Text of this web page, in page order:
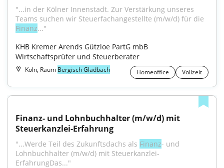
"...in der Kölner Innenstadt. Zur Verstärkung unseres
Finanz..."
KHB Kremer Arends Gützloe PartG mbB
Wirtschaftsprüfer und Steuerberater
Köln, Raum Bergisch Gladbach Homeoffice Vollzeit
Finanz- und Lohnbuchhalter (m/w/d) mit
Steuerkanzlei-Erfahrung
"...Werde Teil des Zukunftsdachs als Finanz- und
Lohnbuchhalter (m/w/d) mit Steuerkanzlei-
ErfahrungDas..."